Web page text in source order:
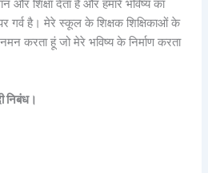
और शिक्षा देता है और हमारे भविष्य का
गर्व है। मेरे स्कूल के शिक्षक शिक्षिकाओं के
करता हूं जो मेरे भविष्य के निर्माण करता
निबंध।